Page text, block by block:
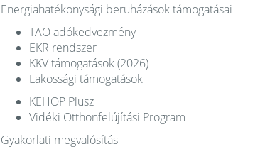
Energiahatékonysági beruházások támogatásai
TAO adókedvezmény
EKR rendszer
KKV támogatások (2026)
Lakossági támogatások
KEHOP Plusz
Vidéki Otthonfelújítási Program
Gyakorlati megvalósítás